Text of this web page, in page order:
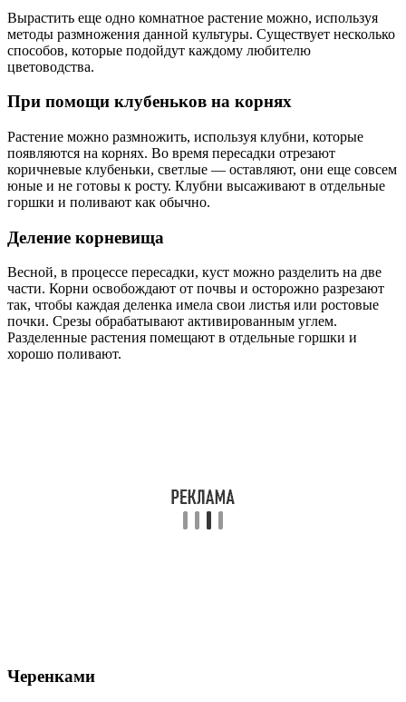
Вырастить еще одно комнатное растение можно, используя
методы размножения данной культуры. Существует несколько
способов, которые подойдут каждому любителю
цветоводства.
При помощи клубеньков на корнях
Растение можно размножить, используя клубни, которые
появляются на корнях. Во время пересадки отрезают
коричневые клубеньки, светлые — оставляют, они еще совсем
юные и не готовы к росту. Клубни высаживают в отдельные
горшки и поливают как обычно.
Деление корневища
Весной, в процессе пересадки, куст можно разделить на две
части. Корни освобождают от почвы и осторожно разрезают
так, чтобы каждая деленка имела свои листья или ростовые
почки. Срезы обрабатывают активированным углем.
Разделенные растения помещают в отдельные горшки и
хорошо поливают.
Черенками